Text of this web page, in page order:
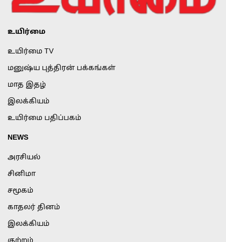
உயிர்மை
உயிர்மை TV
மனுஷ்ய புத்திரன் பக்கங்கள்
மாத இதழ்
இலக்கியம்
உயிர்மை பதிப்பகம்
NEWS
அரசியல்
சினிமா
சமூகம்
காதலர் தினம்
இலக்கியம்